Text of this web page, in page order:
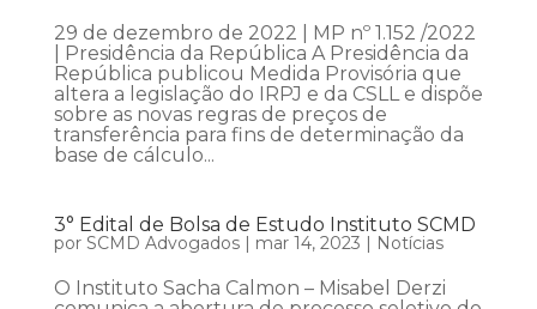
29 de dezembro de 2022 | MP nº 1.152 /2022
| Presidência da República A Presidência da
República publicou Medida Provisória que
altera a legislação do IRPJ e da CSLL e dispõe
sobre as novas regras de preços de
transferência para fins de determinação da
base de cálculo...
3° Edital de Bolsa de Estudo Instituto SCMD
por SCMD Advogados| mar 14, 2023 | Notícias
O Instituto Sacha Calmon – Misabel Derzi